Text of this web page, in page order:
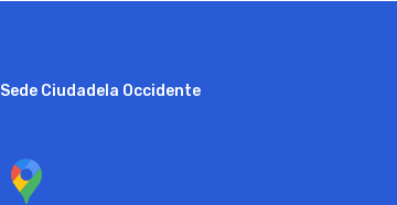
Sede Ciudadela Occidente